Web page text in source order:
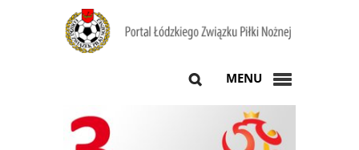
MENU